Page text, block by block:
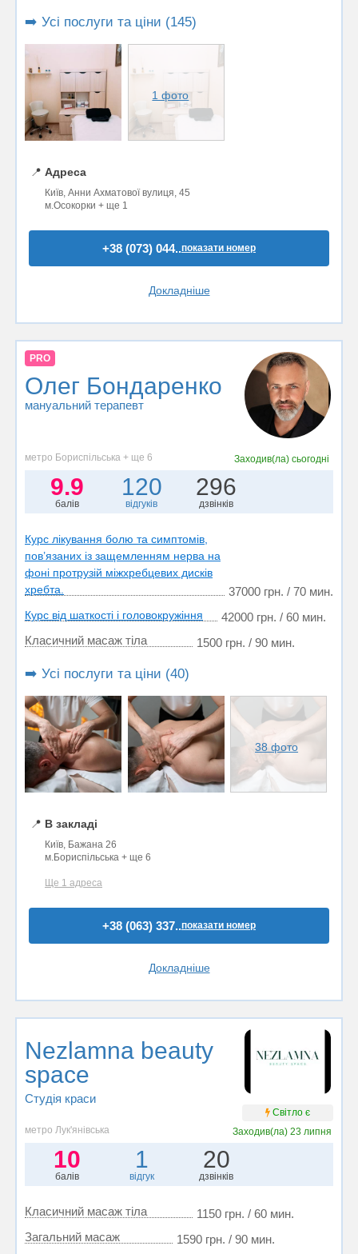
➡️ Усі послуги та ціни (145)
1 фото
📍 Адреса
Київ, Анни Ахматової вулиця, 45
м.Осокорки + ще 1
+38 (073) 044..показати номер
Докладніше
PRO
Олег Бондаренко
мануальний терапевт
метро Бориспільська + ще 6 Заходив(ла)сьогодні
9.9
балів
120
відгуків
296
дзвінків
Курс лікування болю та симптомів,
пов’язаних із защемленням нерва на
фоні протрузій міжхребцевих дисків
хребта.
37000 грн. / 70 мин.
Курс від шаткості і головокружіння
42000 грн. / 60 мин.
Класичний масаж тіла
1500 грн. / 90 мин.
➡️ Усі послуги та ціни (40)
38 фото
📍 В закладі
Київ, Бажана 26
м.Бориспільська + ще 6
Ще 1 адреса
+38 (063) 337..показати номер
Докладніше
Nezlamna beauty
space
Студія краси
Світло є
метро Лук'янівська
Заходив(ла) 23 липня
10
балів
1
відгук
20
дзвінків
Класичний масаж тіла
1150 грн. / 60 мин.
Загальний масаж
1590 грн. / 90 мин.